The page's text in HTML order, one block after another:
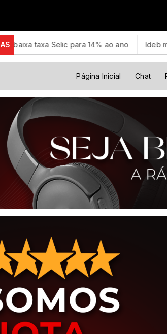
As
para 14% ao ano Ideb mostra avanço
Página Inicial Chat